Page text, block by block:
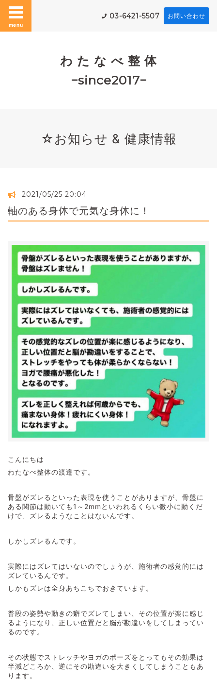
menu
03-6421-5507 お問い合わせ
わ た な べ 整 体
−since2017−
☆お知らせ & 健康情報
2021/05/25 20:04
軸のある身体で元気な身体に！
こんにちは
わたなべ整体の渡邉です。
骨盤がズレるといった表現を使うことがありますが、骨盤に
ある関節は動いても1～2mmといわれるくらい微小に動くだ
けで、ズレるようなことはないんです。
しかしズレるんです。
実際にはズレてはいないのでしょうが、施術者の感覚的には
ズレているんです。
しかもズレは全身あちこちでおきています。
普段の姿勢や動きの癖でズレてしまい、その位置が楽に感じ
るようになり、正しい位置だと脳が勘違いをしてしまってい
るのです。
その状態でストレッチやヨガのポーズをとってもその効果は
半減どころか、逆にその勘違いを大きくしてしまうこともあ
ります。